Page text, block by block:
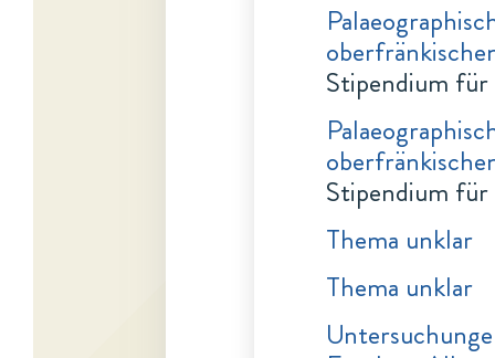
Stipendium für
Stipendium für
Thema unklar
Thema unklar